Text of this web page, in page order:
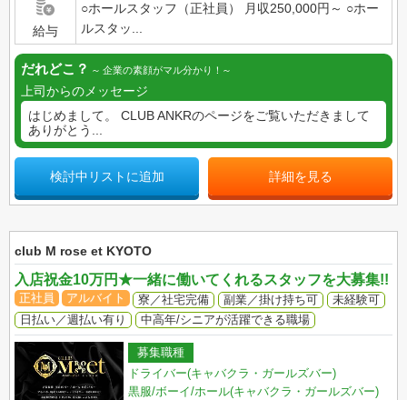
給与
○ホールスタッフ（正社員） 月収250,000円～ ○ホー
ルスタッ...
だれどこ？ 企業の素顔がマル分かり！
上司からのメッセージ
はじめまして。 CLUB ANKRのページをご覧いただきまして
ありがとう...
検討中リストに追加 詳細を見る
club M rose et KYOTO
入店祝金10万円★一緒に働いてくれるスタッフを大募集!!
正社員 アルバイト 寮／社宅完備 副業／掛け持ち可
未経験可
日払い／週払い有り
中高年/シニアが活躍できる職場
募集職種
ドライバー(キャバクラ・ガールズバー)
黒服/ボーイ/ホール(キャバクラ・ガールズバー)